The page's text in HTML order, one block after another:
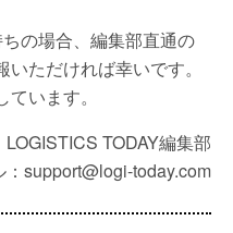
の場合、編集部直通の
ただければ幸いです。
います。
LOGISTICS TODAY編集部
：support@logi-today.com